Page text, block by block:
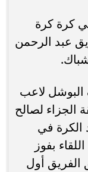
ماني كرة كرة
عبد الرحمن
لاعب
الجزاء لصالح
الكرة في
بفوز
الفريق أول